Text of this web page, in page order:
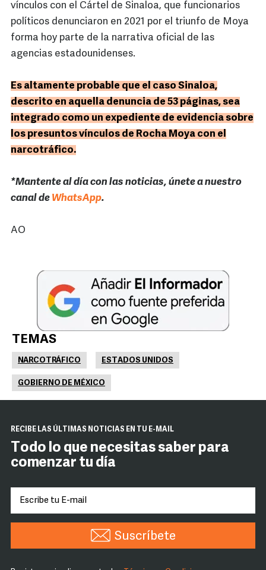
vínculos con el Cártel de Sinaloa, que funcionarios
políticos denunciaron en 2021 por el triunfo de Moya
forma hoy parte de la narrativa oficial de las
agencias estadounidenses.
Es altamente probable que el caso Sinaloa,
descrito en aquella denuncia de 53 páginas, sea
integrado como un expediente de evidencia sobre
los presuntos vínculos de Rocha Moya con el
narcotráfico.
*Mantente al día con las noticias, únete a nuestro
canal de WhatsApp.
AO
TEMAS
NARCOTRÁFICO ESTADOS UNIDOS
GOBIERNO DE MÉXICO
RECIBE LAS ÚLTIMAS NOTICIAS EN TU E-MAIL
Todo lo que necesitas saber para
comenzar tu día
Suscríbete